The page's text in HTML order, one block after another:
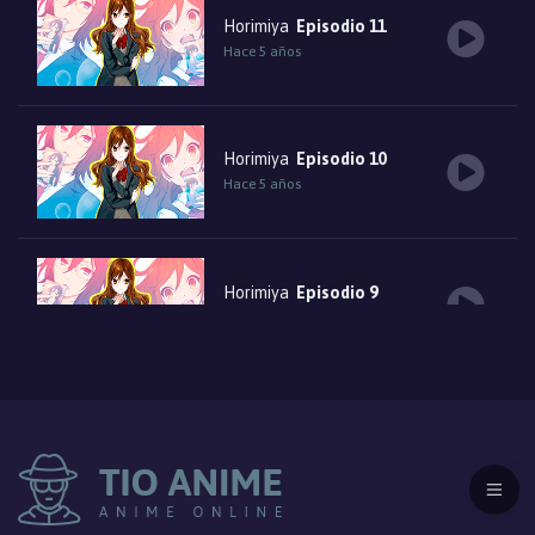
Horimiya Episodio 11
Hace 5 años
Horimiya Episodio 10
Hace 5 años
Horimiya Episodio 9